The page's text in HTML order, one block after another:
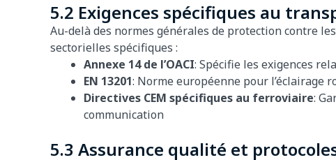
5.2 Exigences spécifiques au
Au-delà des normes générales de protection contre
sectorielles spécifiques :
Annexe 14 de l’OACI: Spécifie les exigences
EN 13201: Norme européenne pour
Directives CEM spécifiques au ferroviaire:
communication
5.3 Assurance qualité et protocoles